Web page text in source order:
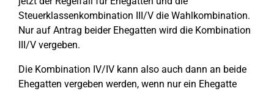
Steuerklassenkombination III/V die Wahlkombination.
Nur auf Antrag beider Ehegatten wird die Kombination
III/V vergeben.
Die Kombination IV/IV kann also auch dann an beide
Ehegatten vergeben werden, wenn nur ein Ehegatte